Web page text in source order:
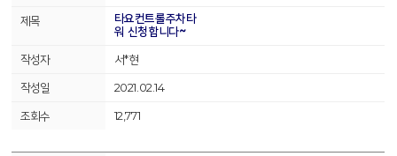
타요컨트롤주차타
워 신청합니다~
서*현
2021.02.14
12,771